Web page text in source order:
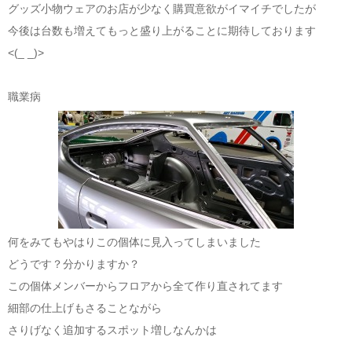
グッズ小物ウェアのお店が少なく購買意欲がイマイチでしたが
今後は台数も増えてもっと盛り上がることに期待しております
<(_ _)>
職業病
何をみてもやはりこの個体に見入ってしまいました
どうです？分かりますか？
この個体メンバーからフロアから全て作り直されてます
細部の仕上げもさることながら
さりげなく追加するスポット増しなんかは